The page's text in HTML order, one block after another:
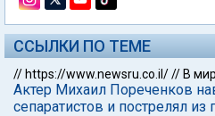
ССЫЛКИ ПО ТЕМЕ
//https://www.newsru.co.il///В
Актер Михаил Пореченков
сепаратистов и пострелял